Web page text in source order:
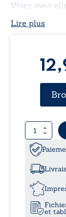
Vivez avec
Lire plus
quantité
de
Une
nouvelle
vie
et